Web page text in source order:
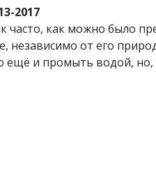
2017
часто, как можно было
независимо от его
ещё и промыть водой, но,